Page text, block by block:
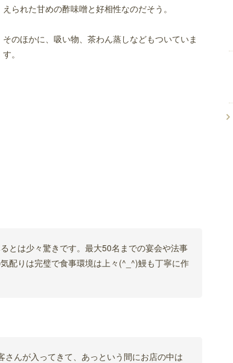
えられた甘めの酢味噌と好相性なのだそう。
そのほかに、吸い物、茶わん蒸しなどもついていま
す。
とは少々驚きです。最大50名までの宴会や法事
配りは完璧で食事環境は上々(^_^)鰻も丁寧に作
んが入ってきて、あっという間にお店の中は